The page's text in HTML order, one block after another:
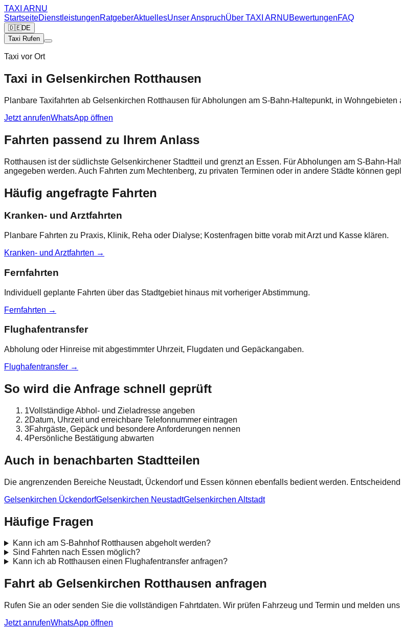
TAXI ARNU
StartseiteDienstleistungenRatgeberAktuellesUnser AnspruchÜber TAXI ARNUBewertungenFAQ
🇩🇪DE
Taxi Rufen
Taxi vor Ort
Taxi in Gelsenkirchen Rotthausen
Planbare Taxifahrten ab Gelsenkirchen Rotthausen für Abholungen am S-Bahn-Haltepunkt, in
Jetzt anrufenWhatsApp öffnen
Fahrten passend zu Ihrem Anlass
Rotthausen ist der südlichste Gelsenkirchener Stadtteil und grenzt an Essen. Für Abholungen am S-Bahn-
angegeben werden. Auch Fahrten zum Mechtenberg, zu privaten Terminen oder in andere Städte können
Häufig angefragte Fahrten
Kranken- und Arztfahrten
Planbare Fahrten zu Praxis, Klinik, Reha oder Dialyse; Kostenfragen bitte vorab mit Arzt und Kasse klären.
Kranken- und Arztfahrten →
Fernfahrten
Individuell geplante Fahrten über das Stadtgebiet hinaus mit vorheriger Abstimmung.
Fernfahrten →
Flughafentransfer
Abholung oder Hinreise mit abgestimmter Uhrzeit, Flugdaten und Gepäckangaben.
Flughafentransfer →
So wird die Anfrage schnell geprüft
1Vollständige Abhol- und Zieladresse angeben
2Datum, Uhrzeit und erreichbare Telefonnummer eintragen
3Fahrgäste, Gepäck und besondere Anforderungen nennen
4Persönliche Bestätigung abwarten
Auch in benachbarten Stadtteilen
Die angrenzenden Bereiche Neustadt, Ückendorf und Essen können ebenfalls bedient werden.
Gelsenkirchen ÜckendorfGelsenkirchen NeustadtGelsenkirchen Altstadt
Häufige Fragen
Kann ich am S-Bahnhof Rotthausen abgeholt werden?
Sind Fahrten nach Essen möglich?
Kann ich ab Rotthausen einen Flughafentransfer anfragen?
Fahrt ab Gelsenkirchen Rotthausen anfragen
Rufen Sie an oder senden Sie die vollständigen Fahrtdaten. Wir prüfen Fahrzeug und Termin und melden
Jetzt anrufenWhatsApp öffnen